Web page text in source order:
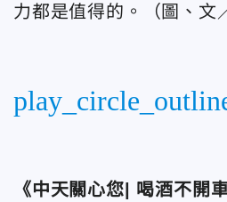
力都是值得的。（圖、文
《中天關心您| 喝酒不開